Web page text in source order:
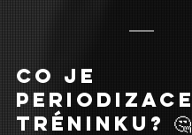
Co je
periodizace
tréninku? 🤔